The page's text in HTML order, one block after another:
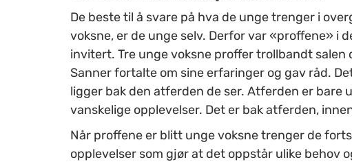
De beste til å svare på hva de unge trenger i
voksne, er de unge selv. Derfor var «proffene» i
invitert. Tre unge voksne proffer trollbandt salen
Sanner fortalte om sine erfaringer og gav råd.
ligger bak den atferden de ser. Atferden er bare
vanskelige opplevelser. Det er bak atferden,
Når proffene er blitt unge voksne trenger de
opplevelser som gjør at det oppstår ulike behov